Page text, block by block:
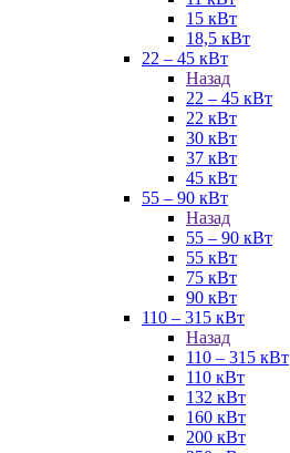
15 кВт
18,5 кВт
22 – 45 кВт
Назад
22 – 45 кВт
22 кВт
30 кВт
37 кВт
45 кВт
55 – 90 кВт
Назад
55 – 90 кВт
55 кВт
75 кВт
90 кВт
110 – 315 кВт
Назад
110 – 315 кВт
110 кВт
132 кВт
160 кВт
200 кВт